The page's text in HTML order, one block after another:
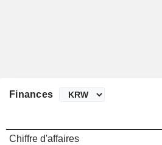
Finances
Chiffre d'affaires